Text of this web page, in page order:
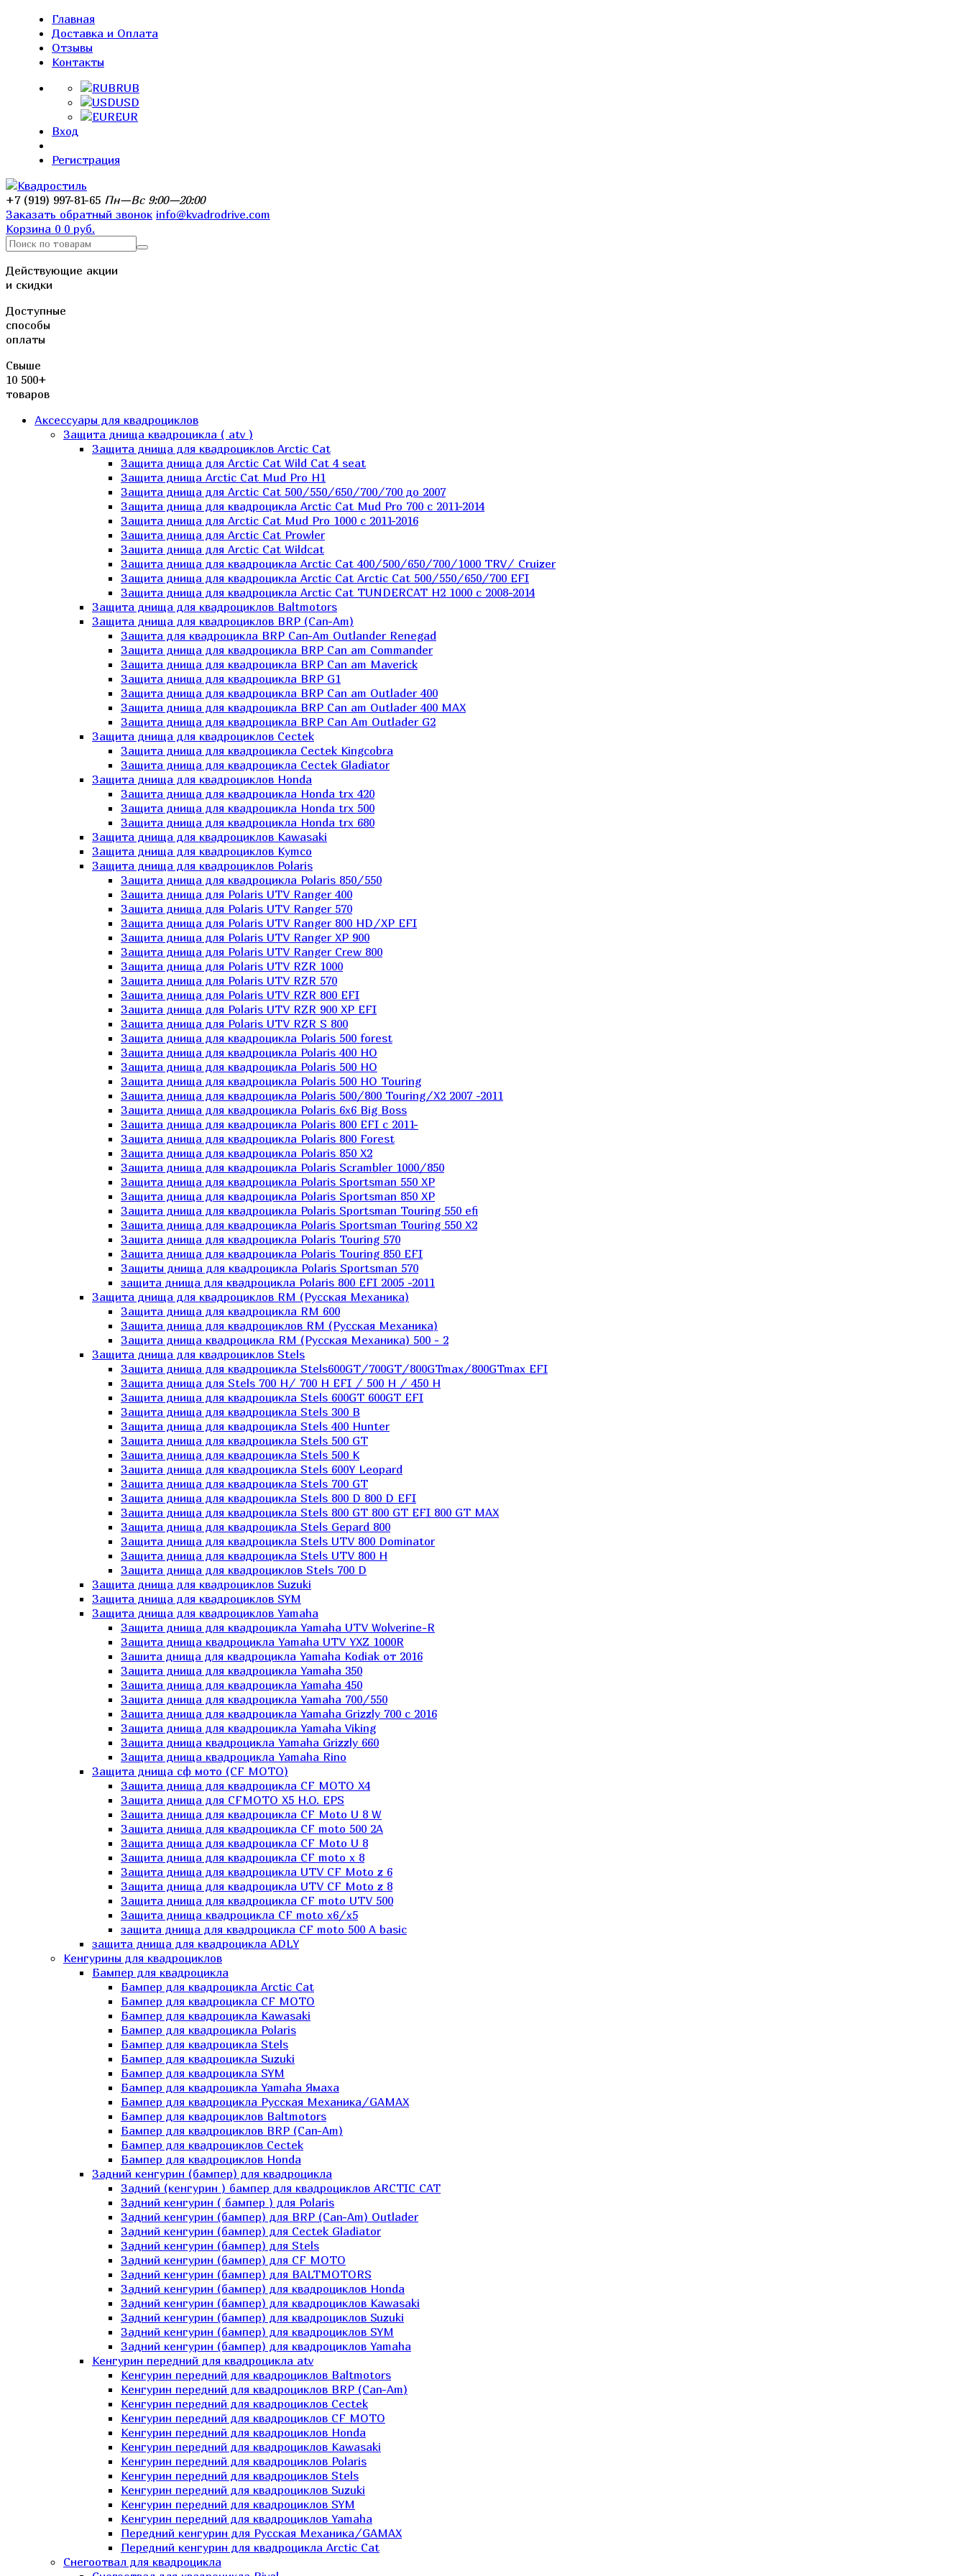
Главная
Доставка и Оплата
Отзывы
Контакты
RUB
USD
EUR
Вход
Регистрация
+7 (919) 997-81-65 Пн—Вс 9:00—20:00
Заказать обратный звонок info@kvadrodrive.com
Корзина 0 0 руб.
Действующие акции
и скидки
Доступные
способы
оплаты
Свыше
10 500+
товаров
Аксессуары для квадроциклов
Защита днища квадроцикла ( atv )
Защита днища для квадроциклов Arctic Cat
Защита днища для Arctic Cat Wild Cat 4 seat
Защита днища Arctic Cat Mud Pro H1
Защита днища для Arctic Cat 500/550/650/700/700 до 2007
Защита днища для квадроцикла Arctic Cat Mud Pro 700 с 2011-2014
Защита днища для Arctic Cat Mud Pro 1000 c 2011-2016
Защита днища для Arctic Cat Prowler
Защита днища для Arctic Cat Wildcat
Защита днища для квадроцикла Arctic Cat 400/500/650/700/1000 TRV/ Cruizer
Защита днища для квадроцикла Arctic Cat Arctic Cat 500/550/650/700 EFI
Защита днища для квадроцикла Arctic Cat TUNDERCAT H2 1000 c 2008-2014
Защита днища для квадроциклов Baltmotors
Защита днища для квадроциклов BRP (Can-Am)
Защита для квадроцикла BRP Can-Am Outlander Renegad
Защита днища для квадроцикла BRP Can am Commander
Защита днища для квадроцикла BRP Can am Maverick
Защита днища для квадроцикла BRP G1
Защита днища для квадроцикла BRP Can am Outlader 400
Защита днища для квадроцикла BRP Can am Outlader 400 MAX
Защита днища для квадроцикла BRP Can Аm Outlader G2
Защита днища для квадроциклов Cectek
Защита днища для квадроцикла Cectek Kingcobra
Защита днища для квадроцикла Cectek Gladiator
Защита днища для квадроциклов Honda
Защита днища для квадроцикла Honda trx 420
Защита днища для квадроцикла Honda trx 500
Защита днища для квадроцикла Honda trx 680
Защита днища для квадроциклов Kawasaki
Защита днища для квадроциклов Kymco
Защита днища для квадроциклов Polaris
Защита днища для квадроцикла Polaris 850/550
Защита днища для Polaris UTV Ranger 400
Защита днища для Polaris UTV Ranger 570
Защита днища для Polaris UTV Ranger 800 HD/XP EFI
Защита днища для Polaris UTV Ranger XP 900
Защита днища для Polaris UTV Ranger Сrew 800
Защита днища для Polaris UTV RZR 1000
Защита днища для Polaris UTV RZR 570
Защита днища для Polaris UTV RZR 800 EFI
Защита днища для Polaris UTV RZR 900 XP EFI
Защита днища для Polaris UTV RZR S 800
Защита днища для квадроцикла Polaris 500 forest
Защита днища для квадроцикла Polaris 400 HO
Защита днища для квадроцикла Polaris 500 HO
Защита днища для квадроцикла Polaris 500 HO Touring
Защита днища для квадроцикла Polaris 500/800 Touring/X2 2007 -2011
Защита днища для квадроцикла Polaris 6х6 Big Boss
Защита днища для квадроцикла Polaris 800 EFI с 2011-
Защита днища для квадроцикла Polaris 800 Forest
Защита днища для квадроцикла Polaris 850 X2
Защита днища для квадроцикла Polaris Scrambler 1000/850
Защита днища для квадроцикла Polaris Sportsman 550 XP
Защита днища для квадроцикла Polaris Sportsman 850 XP
Защита днища для квадроцикла Polaris Sportsman Touring 550 efi
Защита днища для квадроцикла Polaris Sportsman Touring 550 X2
Защита днища для квадроцикла Polaris Touring 570
Защита днища для квадроцикла Polaris Touring 850 EFI
Защиты днища для квадроцикла Polaris Sportsman 570
защита днища для квадроцикла Polaris 800 EFI 2005 -2011
Защита днища для квадроциклов RM (Русская Механика)
Защита днища для квадроцикла RM 600
Защита днища для квадроциклов RM (Русская Механика)
Защита днища квадроцикла RM (Русская Механика) 500 - 2
Защита днища для квадроциклов Stels
Защита днища для квадроцикла Stels600GT/700GT/800GTmax/800GTmax EFI
Защита днища для Stels 700 H/ 700 H EFI / 500 H / 450 H
Защита днища для квадроцикла Stels 600GT 600GT EFI
Защита днища для квадроцикла Stels 300 B
Защита днища для квадроцикла Stels 400 Hunter
Защита днища для квадроцикла Stels 500 GT
Защита днища для квадроцикла Stels 500 K
Защита днища для квадроцикла Stels 600Y Leopard
Защита днища для квадроцикла Stels 700 GT
Защита днища для квадроцикла Stels 800 D 800 D EFI
Защита днища для квадроцикла Stels 800 GT 800 GT EFI 800 GT MAX
Защита днища для квадроцикла Stels Gepard 800
Защита днища для квадроцикла Stels UTV 800 Dominator
Защита днища для квадроцикла Stels UTV 800 H
Защита днища для квадроциклов Stels 700 D
Защита днища для квадроциклов Suzuki
Защита днища для квадроциклов SYM
Защита днища для квадроциклов Yamaha
Защита днища для квадроцикла Yamaha UTV Wolverine-R
Защита днища квадроцикла Yamaha UTV YXZ 1000R
Зашита днища для квадроцикла Yamaha Kodiak от 2016
Защита днища для квадроцикла Yamaha 350
Защита днища для квадроцикла Yamaha 450
Защита днища для квадроцикла Yamaha 700/550
Защита днища для квадроцикла Yamaha Grizzly 700 с 2016
Защита днища для квадроцикла Yamaha Viking
Защита днища квадроцикла Yamaha Grizzly 660
Защита днища квадроцикла Yamaha Rino
Защита днища сф мото (CF MOTO)
Защита днища для квадроцикла CF MOTO X4
Защита днища для CFMOTO X5 H.O. EPS
Защита днища для квадроцикла CF Moto U 8 W
Защита днища для квадроцикла CF moto 500 2A
Защита днища для квадроцикла CF Moto U 8
Защита днища для квадроцикла CF moto x 8
Защита днища для квадроцикла UTV CF Moto z 6
Защита днища для квадроцикла UTV CF Moto z 8
Защита днища для квадроцикла СF moto UTV 500
Защита днища квадроцикла СF moto x6/x5
защита днища для квадроцикла CF moto 500 A basic
защита днища для квадроцикла ADLY
Кенгурины для квадроциклов
Бампер для квадроцикла
Бампер для квадроцикла Arctic Cat
Бампер для квадроцикла CF MOTO
Бампер для квадроцикла Kawasaki
Бампер для квадроцикла Polaris
Бампер для квадроцикла Stels
Бампер для квадроцикла Suzuki
Бампер для квадроцикла SYM
Бампер для квадроцикла Yamaha Ямаха
Бампер для квадроцикла Русская Механика/GAMAX
Бампер для квадроциклов Baltmotors
Бампер для квадроциклов BRP (Can-Am)
Бампер для квадроциклов Cectek
Бампер для квадроциклов Honda
Задний кенгурин (бампер) для квадроцикла
Задний (кенгурин ) бампер для квадроциклов ARCTIC CAT
Задний кенгурин ( бампер ) для Polaris
Задний кенгурин (бампер) для BRP (Can-Am) Outlader
Задний кенгурин (бампер) для Cectek Gladiator
Задний кенгурин (бампер) для Stels
Задний кенгурин (бампер) для СF MOTO
Задний кенгурин (бампер) для BALTMOTORS
Задний кенгурин (бампер) для квадроциклов Honda
Задний кенгурин (бампер) для квадроциклов Kawasaki
Задний кенгурин (бампер) для квадроциклов Suzuki
Задний кенгурин (бампер) для квадроциклов SYM
Задний кенгурин (бампер) для квадроциклов Yamaha
Кенгурин передний для квадроцикла atv
Кенгурин передний для квадроциклов Baltmotors
Кенгурин передний для квадроциклов BRP (Can-Am)
Кенгурин передний для квадроциклов Cectek
Кенгурин передний для квадроциклов CF MOTO
Кенгурин передний для квадроциклов Honda
Кенгурин передний для квадроциклов Kawasaki
Кенгурин передний для квадроциклов Polaris
Кенгурин передний для квадроциклов Stels
Кенгурин передний для квадроциклов Suzuki
Кенгурин передний для квадроциклов SYM
Кенгурин передний для квадроциклов Yamaha
Передний кенгурин для Русская Механика/GAMAX
Передний кенгурин для квадроцикла Arctic Cat
Снегоотвал для квадроцикла